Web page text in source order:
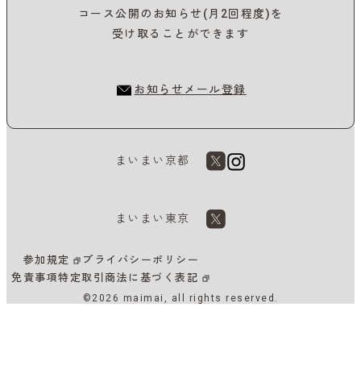
コース公開のお知らせ(月2回程度)を
受け取ることができます
お知らせメール登録
まいまい京都
まいまい東京
参加規定
プライバシーポリシー
免責事項特定取引商法に基づく表記
©2026 maimai, all rights reserved.